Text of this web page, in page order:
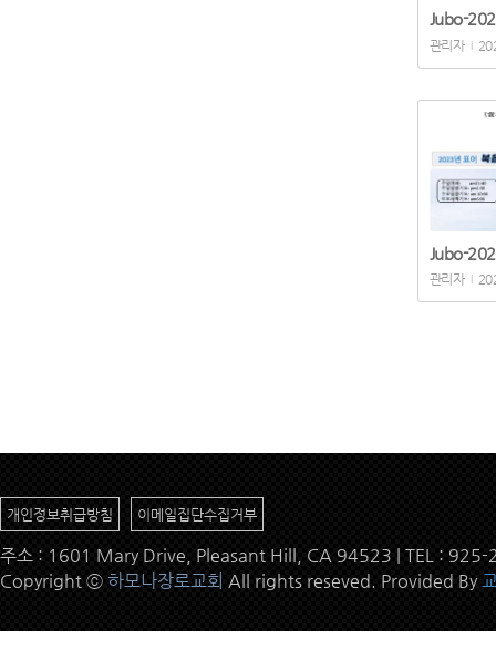
Jubo-
관리자
Jubo-
관리자
개인정보취급방침 이메일집단수집거부
주소 : 1601 Mary Drive, Pleasant Hill, CA 94523 | TEL :
Copyright ⓒ 하모나장로교회 All rights reseved. Provided By